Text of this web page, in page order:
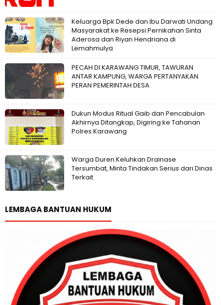
Keluarga Bpk Dede dan Ibu Darwati Undang
Masyarakat ke Resepsi Pernikahan Sinta
Aderosa dan Riyan Hendriana di
Lemahmulya
PECAH DI KARAWANG TIMUR, TAWURAN
ANTAR KAMPUNG, WARGA PERTANYAKAN
PERAN PEMERINTAH DESA
Dukun Modus Ritual Gaib dan Pencabulan
Akhirnya Ditangkap, Digiring ke Tahanan
Polres Karawang
Warga Duren Keluhkan Drainase
Tersumbat, Minta Tindakan Serius dari Dinas
Terkait
LEMBAGA BANTUAN HUKUM